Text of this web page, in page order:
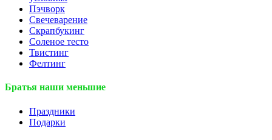
Пэчворк
Свечеварение
Скрапбукинг
Соленое тесто
Твистинг
Фелтинг
Братья наши меньшие
Праздники
Подарки